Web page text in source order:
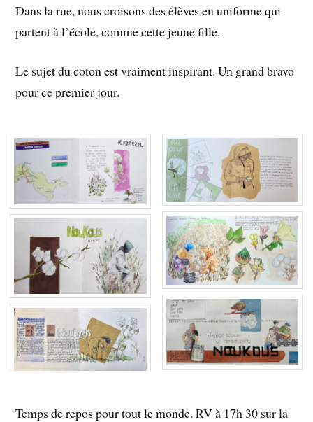
Dans la rue, nous croisons des élèves en uniforme qui
partent à l’école, comme cette jeune fille.
Le sujet du coton est vraiment inspirant. Un grand bravo
pour ce premier jour.
Temps de repos pour tout le monde. RV à 17h 30 sur la